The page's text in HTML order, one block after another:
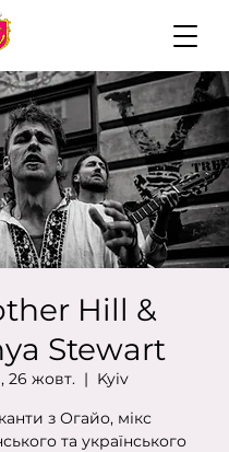
Hill &
Stewart
26 жовт.
  |
Kyiv
з Огайо, мікс
та українського